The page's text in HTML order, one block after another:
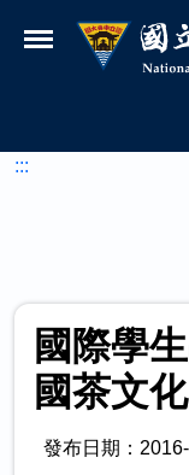
國立中央大
:::
國際學
國茶文化
發布日期：